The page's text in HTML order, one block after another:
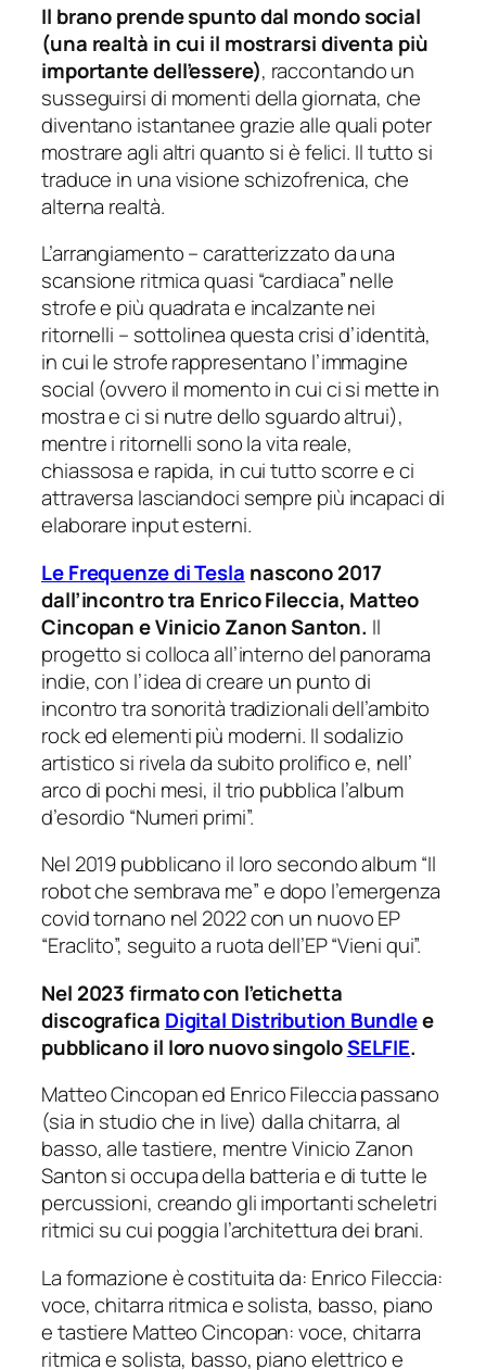
Il brano prende spunto dal mondo social
(una realtà in cui il mostrarsi diventa più
importante dell’essere), raccontando un
susseguirsi di momenti della giornata, che
diventano istantanee grazie alle quali poter
mostrare agli altri quanto si è felici. Il tutto si
traduce in una visione schizofrenica, che
alterna realtà.
L’arrangiamento – caratterizzato da una
scansione ritmica quasi “cardiaca” nelle
strofe e più quadrata e incalzante nei
ritornelli – sottolinea questa crisi d’identità,
in cui le strofe rappresentano l’immagine
social (ovvero il momento in cui ci si mette in
mostra e ci si nutre dello sguardo altrui),
mentre i ritornelli sono la vita reale,
chiassosa e rapida, in cui tutto scorre e ci
attraversa lasciandoci sempre più incapaci di
elaborare input esterni.
Le Frequenze di Tesla nascono 2017
dall’incontro tra Enrico Fileccia, Matteo
Cincopan e Vinicio Zanon Santon. Il
progetto si colloca all’interno del panorama
indie, con l’idea di creare un punto di
incontro tra sonorità tradizionali dell’ambito
rock ed elementi più moderni. Il sodalizio
artistico si rivela da subito prolifico e, nell’
arco di pochi mesi, il trio pubblica l’album
d’esordio “Numeri primi”.
Nel 2019 pubblicano il loro secondo album “Il
robot che sembrava me” e dopo l’emergenza
covid tornano nel 2022 con un nuovo EP
“Eraclito”, seguito a ruota dell’EP “Vieni qui”.
Nel 2023 firmato con l’etichetta
discografica Digital Distribution Bundlee
pubblicano il loro nuovo singoloSELFIE.
Matteo Cincopan ed Enrico Fileccia passano
(sia in studio che in live) dalla chitarra, al
basso, alle tastiere, mentre Vinicio Zanon
Santon si occupa della batteria e di tutte le
percussioni, creando gli importanti scheletri
ritmici su cui poggia l’architettura dei brani.
La formazione è costituita da: Enrico Fileccia:
voce, chitarra ritmica e solista, basso, piano
e tastiere Matteo Cincopan: voce, chitarra
ritmica e solista, basso, piano elettrico e